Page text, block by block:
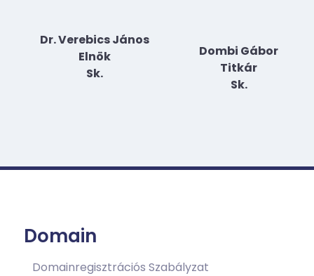
Dr. Verebics János
Elnök
Sk.
Dombi Gábor
Titkár
Sk.
Domain
Domainregisztrációs Szabályzat